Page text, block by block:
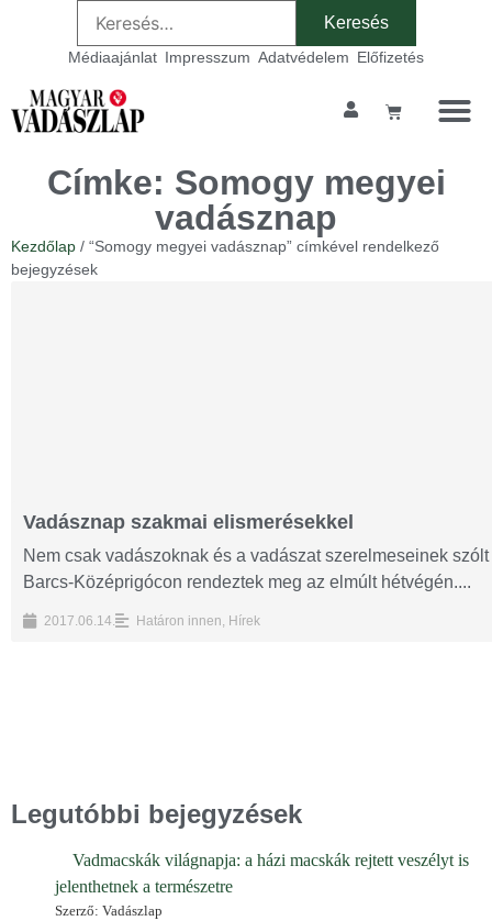
Médiaajánlat Impresszum Adatvédelem Előfizetés
Címke: Somogy megyei
vadásznap
Kezdőlap / “Somogy megyei vadásznap” címkével rendelkező
bejegyzések
Vadásznap szakmai elismerésekkel
Nem csak vadászoknak és a vadászat szerelmeseinek
Barcs-Középrigócon rendeztek meg az elmúlt hétvégén....
2017.06.14. Határon innen, Hírek
Legutóbbi bejegyzések
Vadmacskák világnapja: a házi macskák rejtett veszélyt is
jelenthetnek a természetre
Szerző: Vadászlap